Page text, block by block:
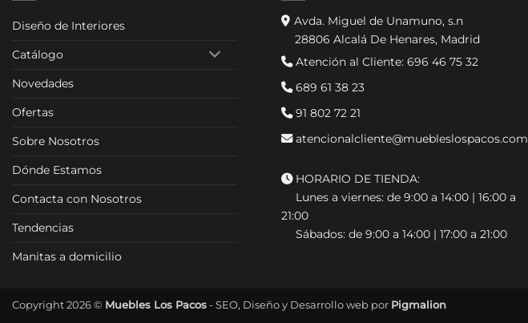
Diseño de Interiores
Catálogo
Novedades
Ofertas
Sobre Nosotros
Dónde Estamos
Contacta con Nosotros
Tendencias
Manitas a domicilio
Avda. Miguel de Unamuno, s.n
28806 Alcalá De Henares, Madrid
Atención al Cliente: 696 46 75 32
689 61 38 23
91 802 72 21
atencionalcliente@muebleslospacos.com
HORARIO DE TIENDA:
Lunes a viernes: de 9:00 a 14:00 | 16:00 a
21:00
Sábados: de 9:00 a 14:00 | 17:00 a 21:00
Copyright 2026 © Muebles Los Pacos- SEO, Diseño y Desarrollo web por Pigmalion